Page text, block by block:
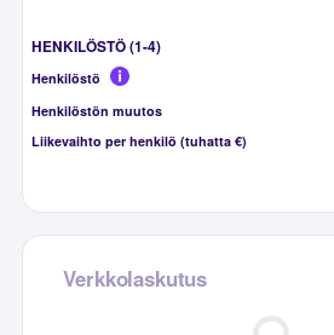
HENKILÖSTÖ (1-4)
Henkilöstö
Henkilöstön muutos
Liikevaihto per henkilö (tuhatta €)
Verkkolaskutus